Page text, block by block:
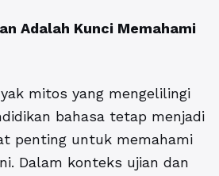
Adalah Kunci Memahami
mitos yang mengelilingi
bahasa tetap menjadi
penting untuk memahami
Dalam konteks ujian dan